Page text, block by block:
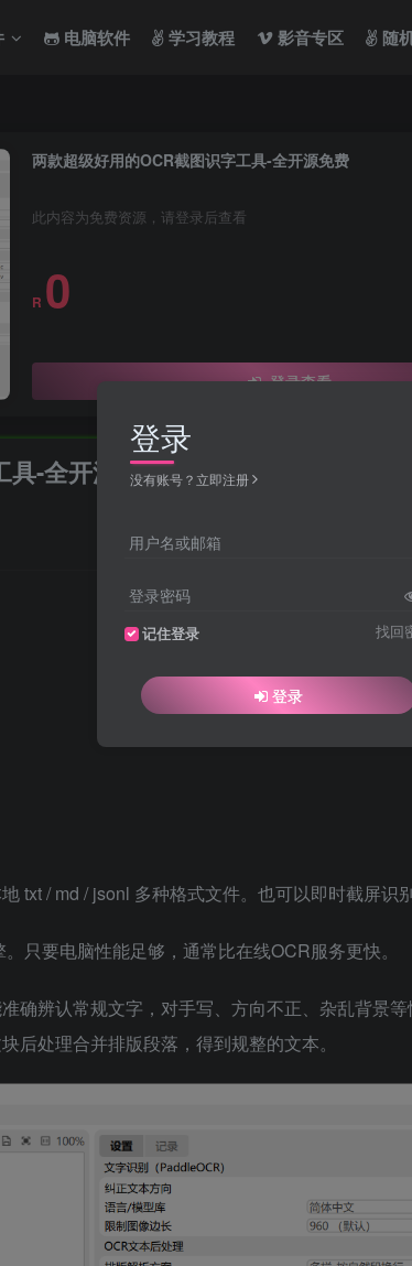
电脑软件 学习教程 影音专区 随
两款超级好用的OCR截图识字工具-全开源免费
此内容为免费资源，请登录后查看
R 0
登录查看
具-全开源免费
txt / md / jsonl 多种格式文件。也可以即时截屏识别
只要电脑性能足够，通常比在线OCR服务更快。
确辨认常规文字，对手写、方向不正、杂乱背景
后处理合并排版段落，得到规整的文本。
登录
没有账号？立即注册
用户名或邮箱
登录密码
记住登录 找回
登录